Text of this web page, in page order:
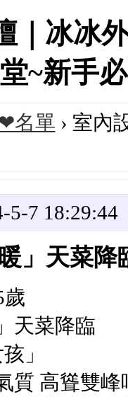
｜冰冰
堂~新手
名單 › 室內
5-7 18:29:44
」天菜
歲
天菜降臨
」
質 高聳雙峰